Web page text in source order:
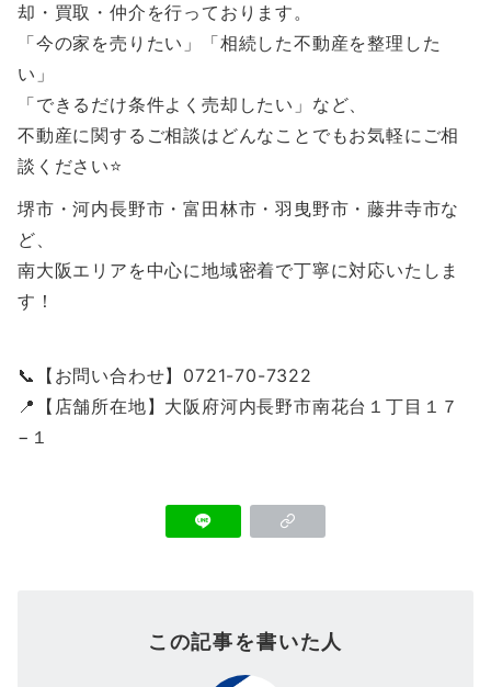
却・買取・仲介を行っております。
「今の家を売りたい」「相続した不動産を整理した
い」
「できるだけ条件よく売却したい」など、
不動産に関するご相談はどんなことでもお気軽にご相
談ください⭐️
堺市・河内長野市・富田林市・羽曳野市・藤井寺市な
ど、
南大阪エリアを中心に地域密着で丁寧に対応いたしま
す！
📞【お問い合わせ】0721-70-7322
📍【店舗所在地】大阪府河内長野市南花台１丁目１７
−１
この記事を書いた人